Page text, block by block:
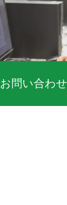
お問い合わせ